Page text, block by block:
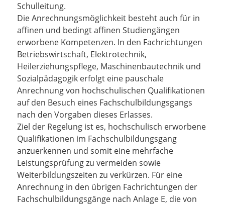
Schulleitung.
Die Anrechnungsmöglichkeit besteht auch für in
affinen und bedingt affinen Studiengängen
erworbene Kompetenzen. In den Fachrichtungen
Betriebswirtschaft, Elektrotechnik,
Heilerziehungspflege, Maschinenbautechnik und
Sozialpädagogik erfolgt eine pauschale
Anrechnung von hochschulischen Qualifikationen
auf den Besuch eines Fachschulbildungsgangs
nach den Vorgaben dieses Erlasses.
Ziel der Regelung ist es, hochschulisch erworbene
Qualifikationen im Fachschulbildungsgang
anzuerkennen und somit eine mehrfache
Leistungsprüfung zu vermeiden sowie
Weiterbildungszeiten zu verkürzen. Für eine
Anrechnung in den übrigen Fachrichtungen der
Fachschulbildungsgänge nach Anlage E, die von